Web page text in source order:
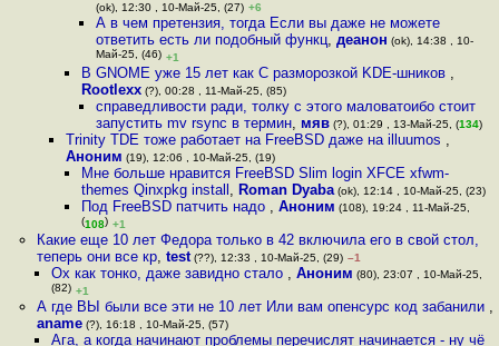
(ok), 12:30 , 10-Май-25, (27) +6
А в чем претензия, тогда Если вы даже не можете
ответить есть ли подобный функц, деанон (ok), 14:38 , 10-
Май-25, (46) +1
В GNOME уже 15 лет как С разморозкой KDE-шников ,
Rootlexx(?), 00:28 , 11-Май-25, (85)
справедливости ради, толку с этого маловатоибо стоит
запустить mv rsync в термин, мяв(?), 01:29 , 13-Май-25, (134)
Trinity TDE тоже работает на FreeBSD даже на illuumos ,
Аноним (19), 12:06 , 10-Май-25, (19)
Мне больше нравится FreeBSD Slim login XFCE xfwm-
themes Qinxpkg install , Roman Dyaba(ok), 12:14 , 10-Май-25, (23)
Под FreeBSD патчить надо , Аноним (108), 19:24 , 11-Май-25,
(108) +1
Какие еще 10 лет Федора только в 42 включила его в свой стол,
теперь они все кр, test(??), 12:33 , 10-Май-25, (29) –1
Ох как тонко, даже завидно стало , Аноним (80), 23:07 , 10-Май-25,
(82) +1
А где ВЫ были все эти не 10 лет Или вам опенсурс код забанили ,
aname(?), 16:18 , 10-Май-25, (57)
Ага, а когда начинают проблемы перечислят начинается - ну чё